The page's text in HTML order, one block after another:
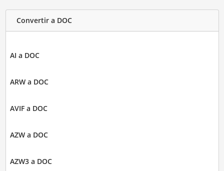
Convertir a DOC
AI a DOC
ARW a DOC
AVIF a DOC
AZW a DOC
AZW3 a DOC